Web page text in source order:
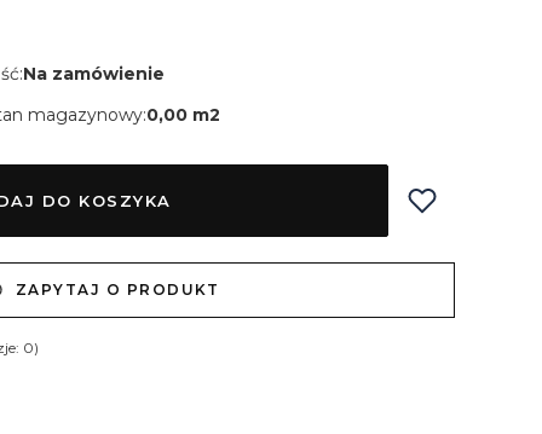
Na zamówienie
magazynowy:0,00 m2
DO KOSZYKA
ZAPYTAJ O PRODUKT
0)